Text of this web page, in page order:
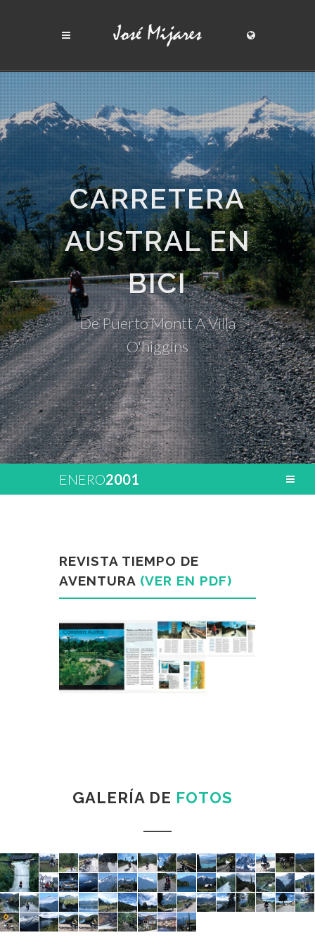
CARRETERA
AUSTRAL EN
BICI
De Puerto Montt A Villa
O'higgins
ENERO2001
REVISTA TIEMPO DE
AVENTURA (VER EN PDF)
GALERÍA DE FOTOS